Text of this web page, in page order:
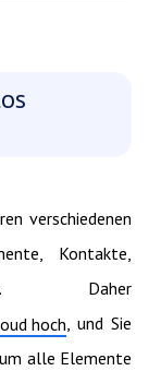
verschiedenen
Kontakte,
Daher
hoch, und Sie
alle Elemente